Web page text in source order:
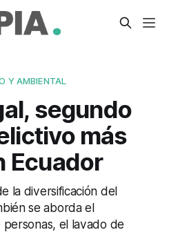
Y AMBIENTAL
segundo
más
Ecuador
la diversificación del
se aborda el
el lavado de